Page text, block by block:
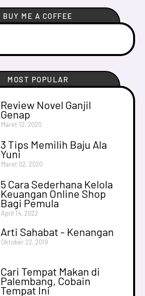
BUY ME A COFFEE
MOST POPULAR
Review Novel Ganjil
Genap
Maret 12, 2020
3 Tips Memilih Baju Ala
Yuni
Maret 02, 2020
5 Cara Sederhana Kelola
Keuangan Online Shop
Bagi Pemula
April 14, 2022
Arti Sahabat - Kenangan
Oktober 22, 2019
Cari Tempat Makan di
Palembang, Cobain
Tempat Ini